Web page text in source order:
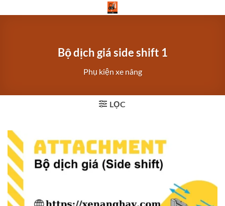
qua
Bộ dịch giá side shift 1
Phụ kiện xe nâng
LỌC